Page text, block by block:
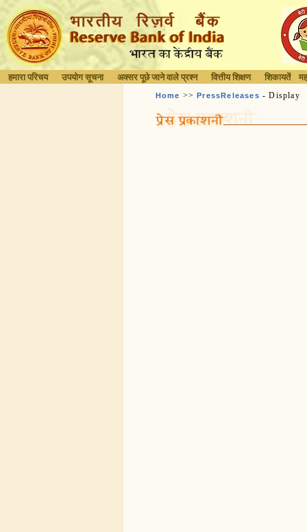
हमारा परिचय उपयोग सूचना अक्सर पूछे जाने वाले प्रश्न वित्तीय शिक्षण शिकायतें
Home >>PressReleases - Display